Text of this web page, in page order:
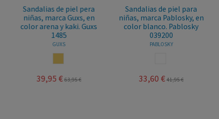
Sandalias de piel pera
niñas, marca Guxs, en
color arena y kaki. Guxs
1485
GUXS
39,95 € 63,95 €
Sandalias de piel para
niñas, marca Pablosky, en
color blanco. Pablosky
039200
PABLOSKY
33,60 € 41,95 €